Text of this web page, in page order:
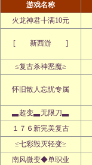
游戏名称
火龙神君╋满10元
[ 新西游 ]
≤复古杀神恶魔≥
怀旧散人忘忧专属
▃超变▃无限刀▃
１７６新完美复古
≤七彩毁灭轻变≥
南风微变◆单职业